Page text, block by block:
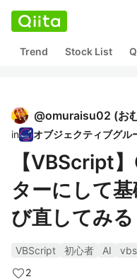
Trend Stock List
@omuraisu02 (お
in
【VBScript
ターにして
び直してみる
VBScript 初心者 AI vbs
2